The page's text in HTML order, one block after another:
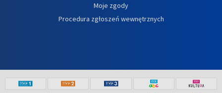
Moje zgody
Procedura zgłoszeń wewnętrznych